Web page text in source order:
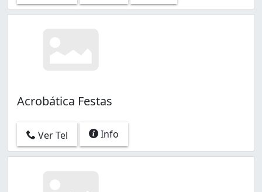
Acrobática Festas
Ver Tel Info